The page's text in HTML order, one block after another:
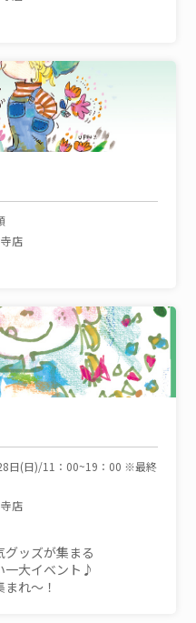
店
日(日)/11：00~19：00 ※最終
店
ッズが集まる
一大イベント♪
れ～！